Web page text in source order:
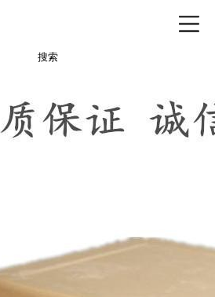
搜索